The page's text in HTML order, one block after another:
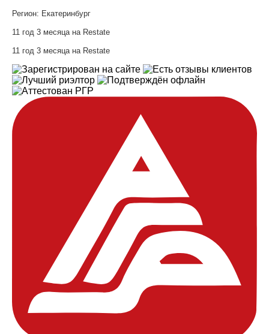
Регион: Екатеринбург
11 год 3 месяца на Restate
11 год 3 месяца на Restate